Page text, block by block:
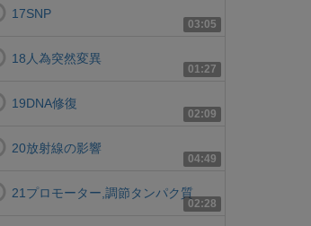
03:05
17SNP
01:27
18人為突然変異
02:09
19DNA修復
04:49
20放射線の影響
02:28
21プロモーター,調節タンパク質